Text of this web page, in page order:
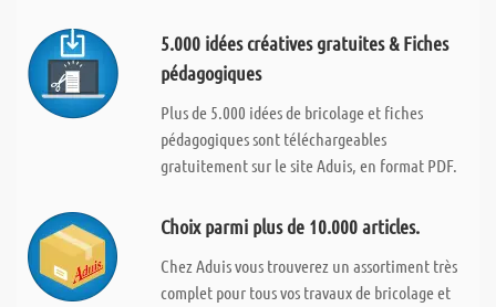
5.000 idées créatives gratuites & Fiches
pédagogiques
Plus de 5.000 idées de bricolage et fiches
pédagogiques sont téléchargeables
gratuitement sur le site Aduis, en format PDF.
Choix parmi plus de 10.000 articles.
Chez Aduis vous trouverez un assortiment très
complet pour tous vos travaux de bricolage et